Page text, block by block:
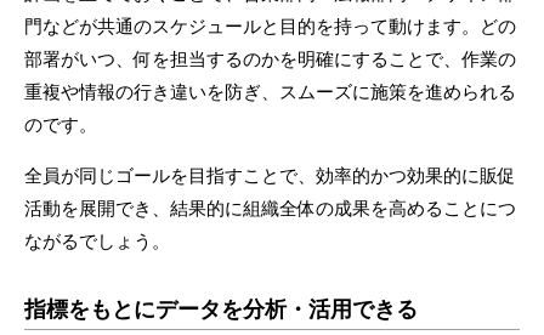
門などが共通のスケジュールと目的を持って動けます。どの
部署がいつ、何を担当するのかを明確にすることで、作業の
重複や情報の行き違いを防ぎ、スムーズに施策を進められる
のです。
全員が同じゴールを目指すことで、効率的かつ効果的に販促
活動を展開でき、結果的に組織全体の成果を高めることにつ
ながるでしょう。
指標をもとにデータを分析・活用できる